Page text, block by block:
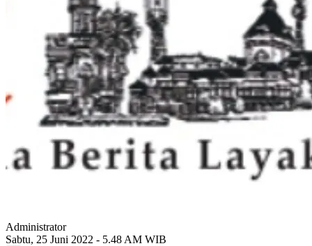
Administrator
Sabtu, 25 Juni 2022 - 5.48 AM WIB